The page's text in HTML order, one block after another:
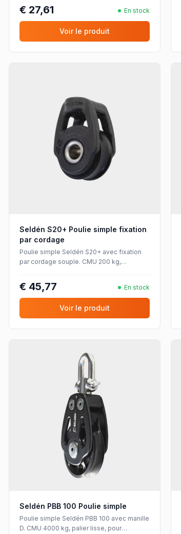
€ 27,61 En stock
Voir le produit
Seldén S20+ Poulie simple fixation
par cordage
Poulie simple Seldén S20+ avec fixation
par cordage souple. CMU 200 kg,
jusqu'à Ø6 mm.
€ 45,77 En stock
Voir le produit
Seldén PBB 100 Poulie simple
Poulie simple Seldén PBB 100 avec manille
D. CMU 4000 kg, palier lisse, pour